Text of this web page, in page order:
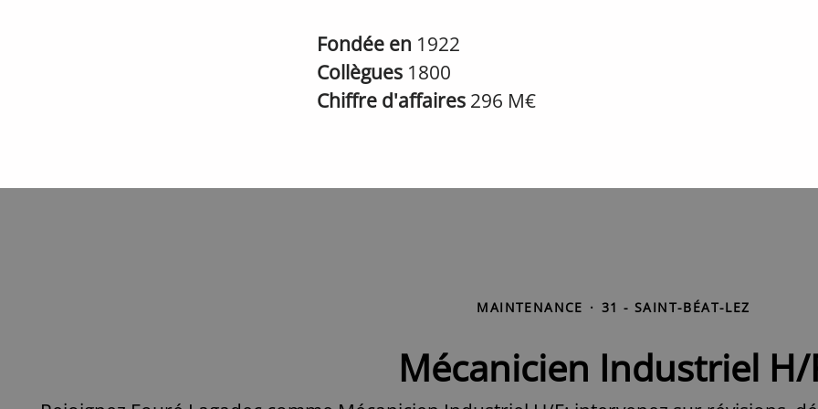
Fondée en 1922
Collègues 1800
Chiffre d'affaires 296 M€
MAINTENANCE · 31 - SAINT-BÉAT-LEZ
Mécanicien Industriel H/